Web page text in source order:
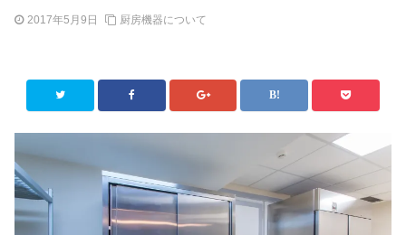
2017年5月9日 厨房機器について